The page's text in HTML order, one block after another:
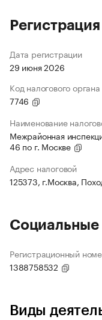
Дата регистрации
29 июня 2026
Код налогового органа
7746
Наименование
Межрайонная
46 по г. Москве
Адрес налоговой
125373, г.Москва,
Регистрационный
1388758532
Виды